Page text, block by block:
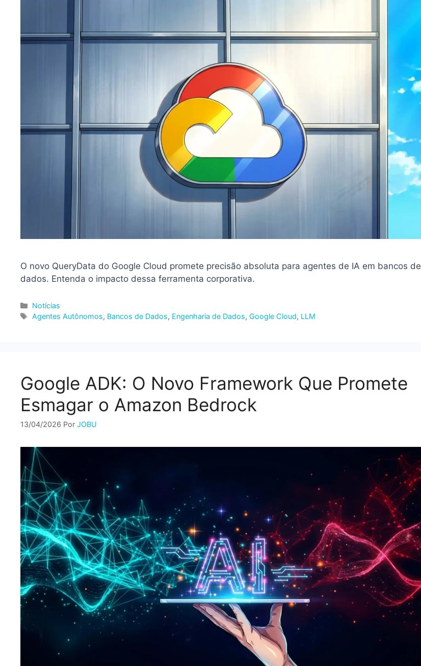
O novo QueryData do Google Cloud promete precisão absoluta para agentes de IA em bancos de
dados. Entenda o impacto dessa ferramenta corporativa.
Categorias
Notícias
Tags
Agentes Autônomos, Bancos de Dados, Engenharia de Dados,Google Cloud, LLM
Google ADK: O Novo Framework Que Promete
Esmagar o Amazon Bedrock
13/04/2026 Por JOBU